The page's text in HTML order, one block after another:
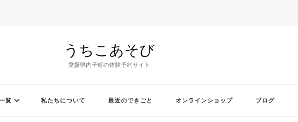
うちこあそび
愛媛県内子町の体験予約サイト
覧 私たちについて 最近のできごと オンラインショップ ブログ